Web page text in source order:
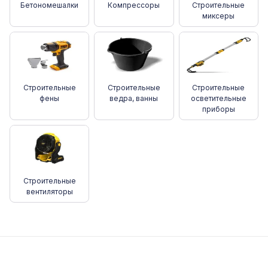
Бетономешалки Компрессоры
Строительные
миксеры
Строительные
фены
Строительные
ведра, ванны
Строительные
осветительные
приборы
Строительные
вентиляторы